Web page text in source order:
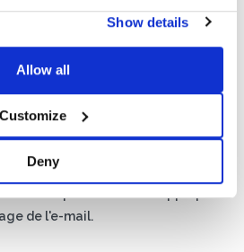
Show details
Allow all
Customize
Deny
de mes données conformément
acceptez de recevoir du
de newsletters. Vous pouvez vous
de l'e-mail.